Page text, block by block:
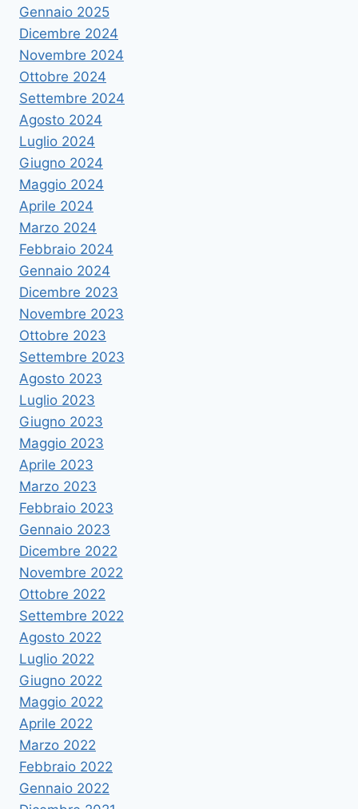
Gennaio 2025
Dicembre 2024
Novembre 2024
Ottobre 2024
Settembre 2024
Agosto 2024
Luglio 2024
Giugno 2024
Maggio 2024
Aprile 2024
Marzo 2024
Febbraio 2024
Gennaio 2024
Dicembre 2023
Novembre 2023
Ottobre 2023
Settembre 2023
Agosto 2023
Luglio 2023
Giugno 2023
Maggio 2023
Aprile 2023
Marzo 2023
Febbraio 2023
Gennaio 2023
Dicembre 2022
Novembre 2022
Ottobre 2022
Settembre 2022
Agosto 2022
Luglio 2022
Giugno 2022
Maggio 2022
Aprile 2022
Marzo 2022
Febbraio 2022
Gennaio 2022